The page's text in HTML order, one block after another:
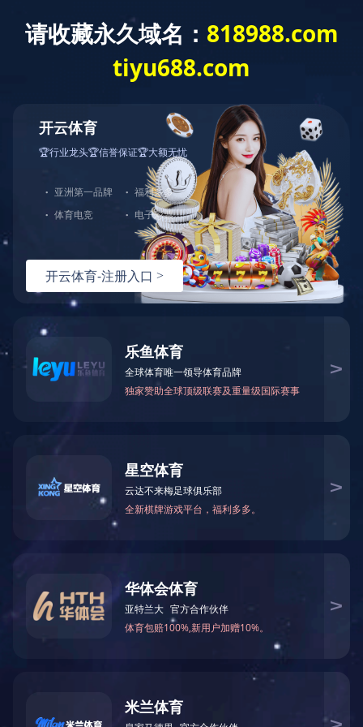
华体会体育
页
介
业
务
范
资
质
信
誉
企
业
荣
誉
公
司
业
绩
招
标
信
息
政
策
法
规
公司业绩
招标代理
政府采购
精品项目